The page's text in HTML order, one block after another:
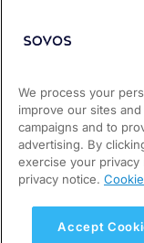
We process your
improve our sites
campaigns and to
advertising. By
exercise your
privacy notice.
Accept